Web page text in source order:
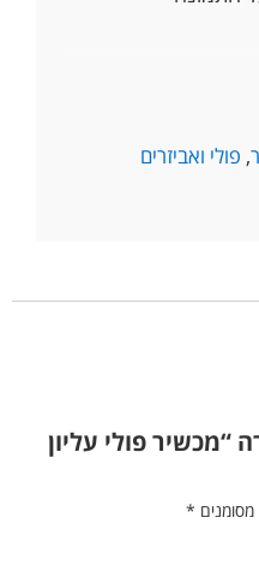
, פולי ואביזרים
“מכשיר פולי עליון
*